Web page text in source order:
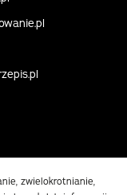
zwielokrotnianie,